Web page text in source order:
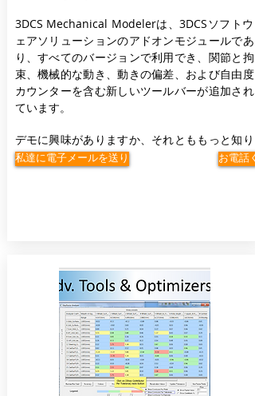
3DCS Mechanical Modelerは、3DCSソフトウ
ェアソリューションのアドオンモジュールであ
り、すべてのバージョンで利用でき、関節と拘
束、機械的な動き、動きの偏差、および自由度
カウンターを含む新しいツールバーが追加され
ています。
デモに興味がありますか、それとももっと知り
たいですか？
私達に電子メールを送り お電話